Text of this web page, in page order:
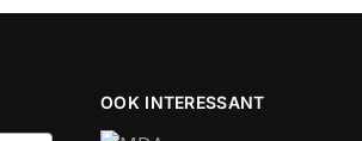
OOK INTERESSANT